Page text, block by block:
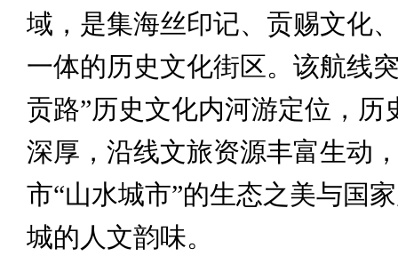
域，是集海丝印记、贡赐文化
一体的历史文化街区。该航线
贡路”历史文化内河游定位，历
深厚，沿线文旅资源丰富生动
市“山水城市”的生态之美与国
城的人文韵味。